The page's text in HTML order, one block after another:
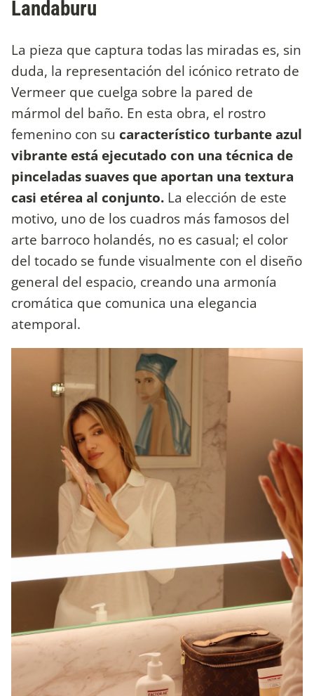
Landaburu
La pieza que captura todas las miradas es, sin
duda, la representación del icónico retrato de
Vermeer que cuelga sobre la pared de
mármol del baño. En esta obra, el rostro
femenino con su característico turbante azul
vibrante está ejecutado con una técnica de
pinceladas suaves que aportan una textura
casi etérea al conjunto. La elección de este
motivo, uno de los cuadros más famosos del
arte barroco holandés, no es casual; el color
del tocado se funde visualmente con el diseño
general del espacio, creando una armonía
cromática que comunica una elegancia
atemporal.